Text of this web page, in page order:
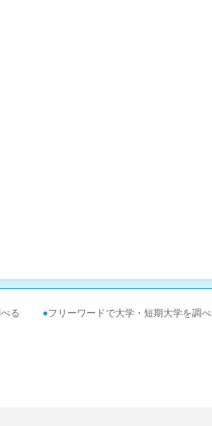
る ●フリーワードで大学・短期大学を調べ